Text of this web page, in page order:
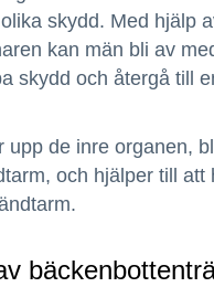
skydd. Med hjälp
kan män bli av
skydd och återgå till
upp de inre organen,
och hjälper till att